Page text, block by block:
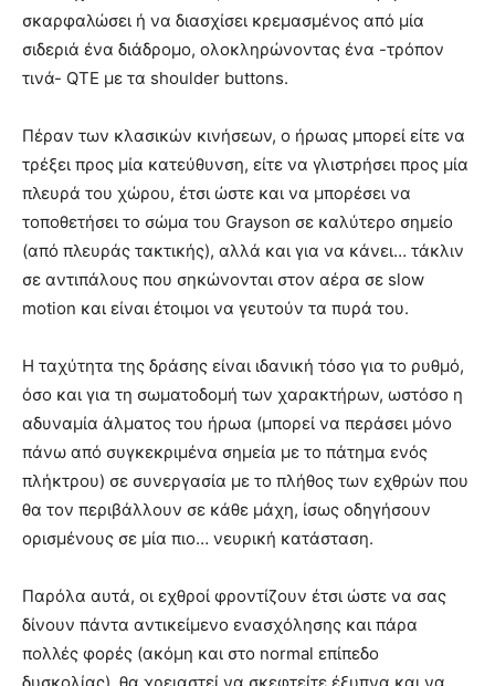
σκαρφαλώσει ή να διασχίσει κρεμασμένος από μία
σιδεριά ένα διάδρομο, ολοκληρώνοντας ένα -τρόπον
τινά- QTE με τα shoulder buttons.
Πέραν των κλασικών κινήσεων, ο ήρωας μπορεί είτε να
τρέξει προς μία κατεύθυνση, είτε να γλιστρήσει προς μία
πλευρά του χώρου, έτσι ώστε και να μπορέσει να
τοποθετήσει το σώμα του Grayson σε καλύτερο σημείο
(από πλευράς τακτικής), αλλά και για να κάνει… τάκλιν
σε αντιπάλους που σηκώνονται στον αέρα σε slow
motion και είναι έτοιμοι να γευτούν τα πυρά του.
Η ταχύτητα της δράσης είναι ιδανική τόσο για το ρυθμό,
όσο και για τη σωματοδομή των χαρακτήρων, ωστόσο η
αδυναμία άλματος του ήρωα (μπορεί να περάσει μόνο
πάνω από συγκεκριμένα σημεία με το πάτημα ενός
πλήκτρου) σε συνεργασία με το πλήθος των εχθρών που
θα τον περιβάλλουν σε κάθε μάχη, ίσως οδηγήσουν
ορισμένους σε μία πιο… νευρική κατάσταση.
Παρόλα αυτά, οι εχθροί φροντίζουν έτσι ώστε να σας
δίνουν πάντα αντικείμενο ενασχόλησης και πάρα
πολλές φορές (ακόμη και στο normal επίπεδο